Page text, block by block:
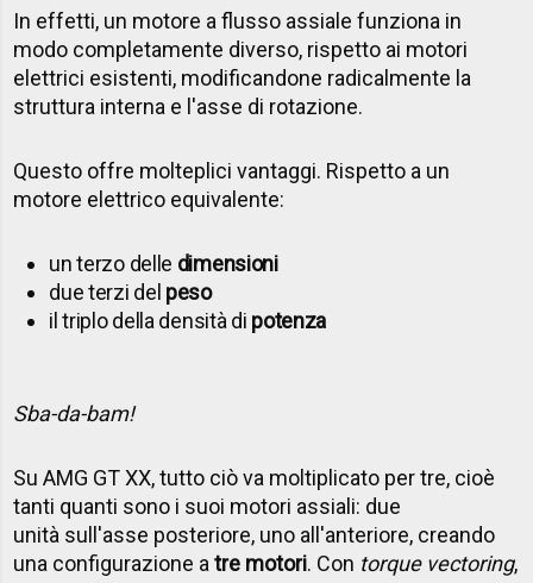
In effetti, un motore a flusso assiale funziona in
modo completamente diverso, rispetto ai motori
elettrici esistenti, modificandone radicalmente la
struttura interna e l'asse di rotazione.
Questo offre molteplici vantaggi. Rispetto a un
motore elettrico equivalente:
un terzo delle dimensioni
due terzi del peso
il triplo della densità di potenza
Sba-da-bam!
Su AMG GT XX, tutto ciò va moltiplicato per tre, cioè
tanti quanti sono i suoi motori assiali: due
unità sull'asse posteriore, uno all'anteriore, creando
una configurazione atre motori. Con torque vectoring,